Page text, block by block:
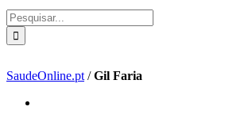
Pesquisar
SaudeOnline.pt /Gil Faria